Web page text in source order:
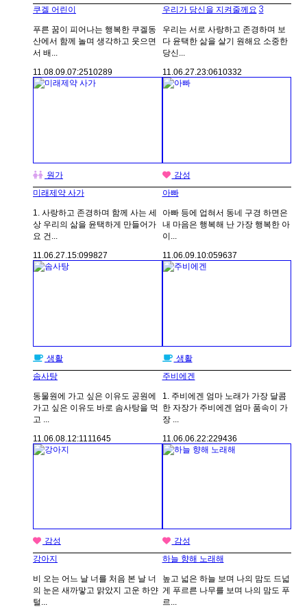
쿠겔 어린이
푸른 꿈이 피어나는 행복한 쿠겔동
산에서 함께 놀며 생각하고 웃으면
서 배...
11.08.09.07:2510289
우리가 당신을 지켜줄께요 3
우리는 서로 사랑하고 존경하며 보
다 윤택한 삶을 살기 원해요 소중한
당신...
11.06.27.23:0610332
원가
미래제약 사가
1. 사랑하고 존경하며 함께 사는 세
상 우리의 삶을 윤택하게 만들어가
요 건...
11.06.27.15:099827
감성
아빠
아빠 등에 업혀서 동네 구경 하면은
내 마음은 행복해 난 가장 행복한 아
이...
11.06.09.10:059637
생활
솜사탕
동물원에 가고 싶은 이유도 공원에
가고 싶은 이유도 바로 솜사탕을 먹
고 ...
11.06.08. 12:11 11645
생활
주비에겐
1. 주비에겐 엄마 노래가 가장 달콤
한 자장가 주비에겐 엄마 품속이 가
장 ...
11.06.06. 22:229436
감성
강아지
비 오는 어느 날 너를 처음 본 날 너
의 눈은 새까맣고 맑았지 고운 하얀
털...
감성
하늘 향해 노래해
높고 넓은 하늘 보며 나의 맘도 드넓
게 푸르른 나무를 보며 나의 맘도 푸
르...